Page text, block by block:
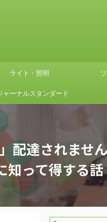
ライト・照明
ャーナルスタンダード
】『画像多め』グリー
の鉢カバーを使ってみ
たよ
配達されませ
知って得する話